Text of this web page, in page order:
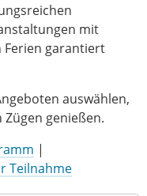
mit
Ferien garantiert
auswählen,
genießen.
|
Teilnahme